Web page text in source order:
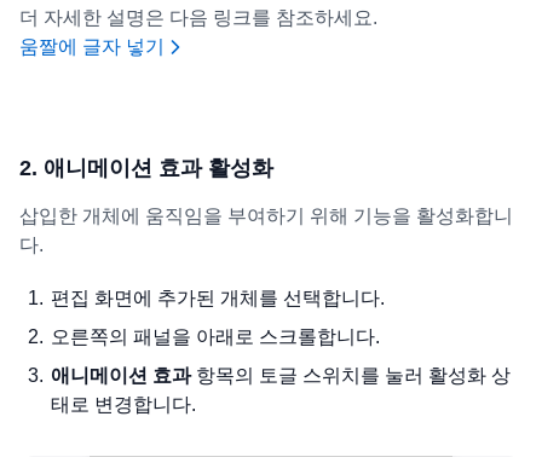
더 자세한 설명은 다음 링크를 참조하세요.
움짤에 글자 넣기
2. 애니메이션 효과 활성화
삽입한 개체에 움직임을 부여하기 위해 기능을 활성화합니
다.
편집 화면에 추가된 개체를 선택합니다.
오른쪽의 패널을 아래로 스크롤합니다.
애니메이션 효과항목의 토글 스위치를 눌러 활성화 상
태로 변경합니다.